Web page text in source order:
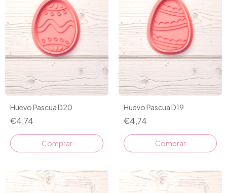
Huevo Pascua D20
€4,74
Comprar
Huevo Pascua D19
€4,74
Comprar